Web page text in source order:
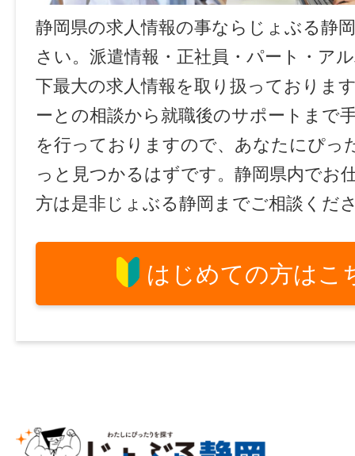
静岡県の求人情報の事ならじょぶる静
さい。派遣情報・正社員・パート・ア
下最大の求人情報を取り扱っておりま
ーとの相談から就職後のサポートまで
を行っておりますので、あなたにぴっ
っと見つかるはずです。静岡県内でお
方は是非じょぶる静岡までご相談くだ
はじめての方はこ